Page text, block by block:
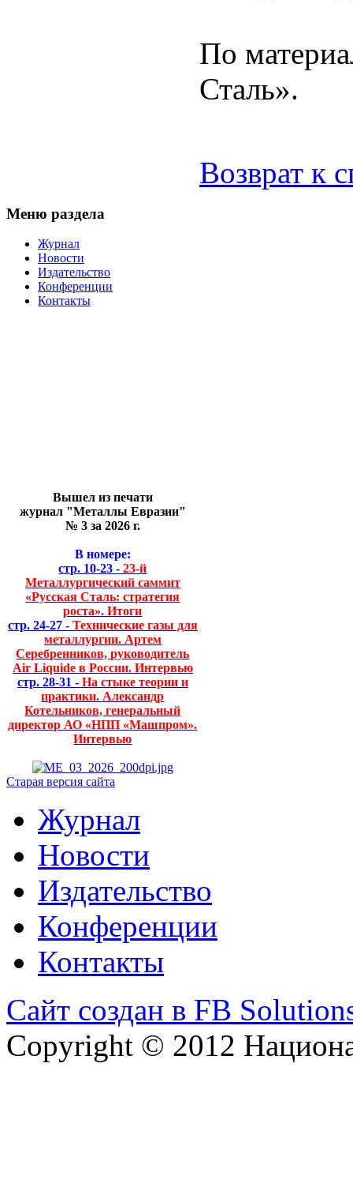
По
Сталь».
Возврат к
Меню раздела
Журнал
Новости
Издательство
Конференции
Контакты
Вышел из печати
журнал "Металлы Евразии"
№ 3 за 2026 г.
В номере:
стр. 10-23 - 23-й
Металлургический саммит
«Русская Сталь: стратегия
роста». Итоги
стр. 24-27 - Технические газы для
металлургии. Артем
Серебренников, руководитель
Air Liquide в России. Интервью
стр. 28-31 - На стыке теории и
практики. Александр
Котельников, генеральный
директор АО «НПП «Машпром».
Интервью
Старая версия сайта
Журнал
Новости
Издательство
Конференции
Контакты
Сайт создан в FB
Copyright © 2012